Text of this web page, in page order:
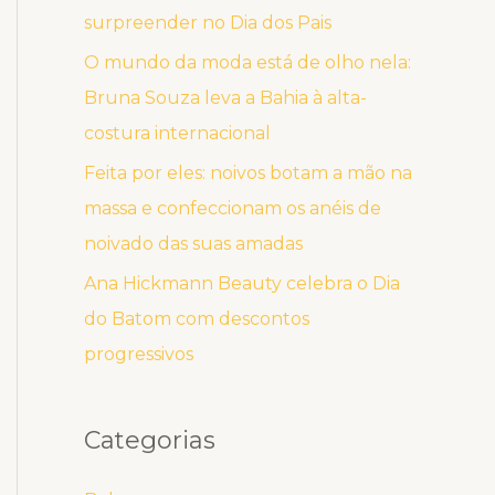
surpreender no Dia dos Pais
O mundo da moda está de olho nela:
Bruna Souza leva a Bahia à alta-
costura internacional
Feita por eles: noivos botam a mão na
massa e confeccionam os anéis de
noivado das suas amadas
Ana Hickmann Beauty celebra o Dia
do Batom com descontos
progressivos
Categorias